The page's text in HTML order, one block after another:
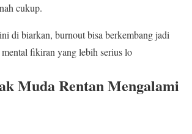
cukup.
di biarkan, burnout bisa berkembang jadi
mental fikiran yang lebih serius lo
Muda Rentan Mengalami